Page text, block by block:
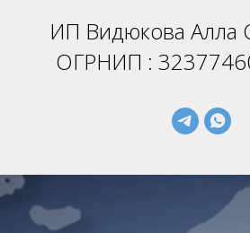
ИП Видюкова Алла
ОГРНИП :